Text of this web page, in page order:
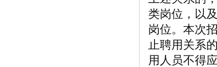
类岗位，以
岗位。本次
止聘用关系
用人员不得